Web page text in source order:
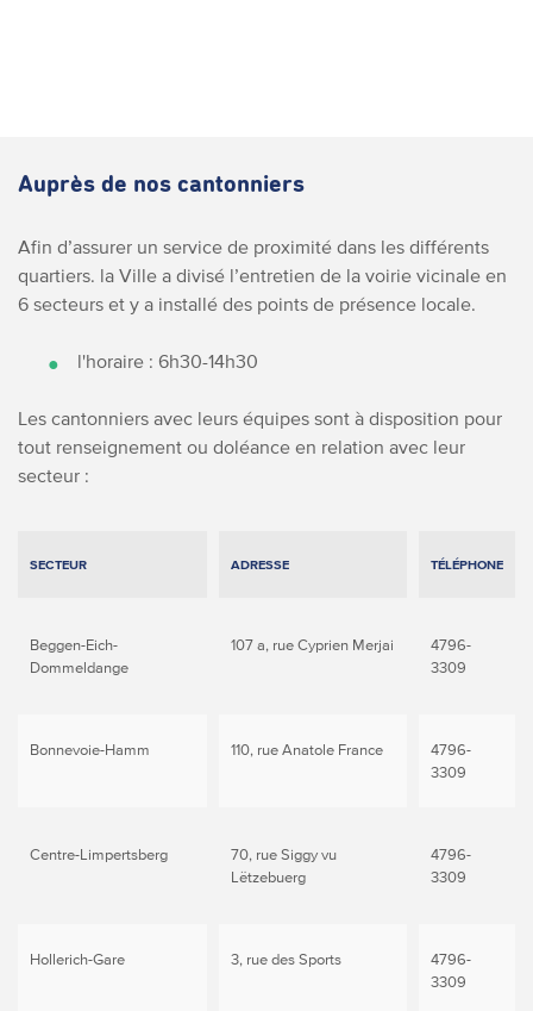
Auprès de nos cantonniers
Afin d’assurer un service de proximité dans les différents
quartiers. la Ville a divisé l’entretien de la voirie vicinale en
6 secteurs et y a installé des points de présence locale.
l'horaire : 6h30-14h30
Les cantonniers avec leurs équipes sont à disposition pour
tout renseignement ou doléance en relation avec leur
secteur :
SECTEUR ADRESSE TÉLÉPHONE
Beggen-Eich-
Dommeldange
107 a, rue Cyprien Merjai
4796-
3309
Bonnevoie-Hamm 110, rue Anatole France
4796-
3309
Centre-Limpertsberg
70, rue Siggy vu
Lëtzebuerg
4796-
3309
Hollerich-Gare 3, rue des Sports
4796-
3309